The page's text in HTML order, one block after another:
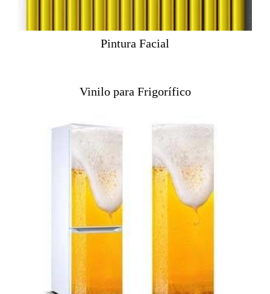
Pintura Facial
Vinilo para Frigorífico